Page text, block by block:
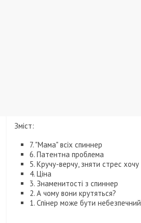
Зміст:
7. "Мама" всіх спиннер
6. Патентна проблема
5. Кручу-верчу, зняти стрес хочу
4. Ціна
3. Знаменитості з спиннер
2. А чому вони крутяться?
1. Спінер може бути небезпечний